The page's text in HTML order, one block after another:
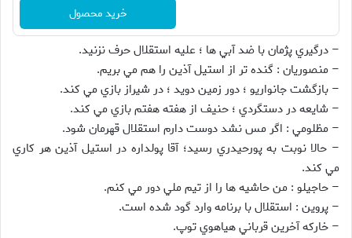
خرید محصول
– درگيري پژمان با ضد آبي ها ؛ عليه استقلال حرف نزنيد.
– منصوريان : گنده تر از استيل آذين را هم مي بريم.
– بازگشت جانواريو ؛ دور زمين دويد ؛ در شيراز بازي مي كند.
– شايعه در دستگردي ؛ حنيف از هفته هفتم بازي مي كند.
– مظلومي : اگر مس نشد دوست دارم استقلال قهرمان شود.
– حالا نوبت به پورحيدري رسيد؛ آقا پولداره در استيل آذين هر كاري
مي كند.
– حاجيلو : من حاشيه ها را از تيم ملي دور مي كنم.
– پروين : استقلال با برنامه وارد گود شده است.
– خاركه آخرين قرباني هياهوي توپ.